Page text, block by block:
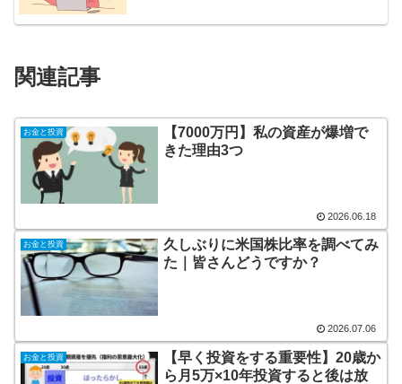
関連記事
お金と投資
【7000万円】私の資産が爆増で
きた理由3つ
2026.06.18
お金と投資
久しぶりに米国株比率を調べてみ
た｜皆さんどうですか？
2026.07.06
お金と投資
【早く投資をする重要性】20歳か
ら月5万×10年投資すると後は放